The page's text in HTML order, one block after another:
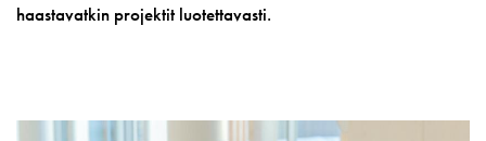
haastavatkin projektit luotettavasti.